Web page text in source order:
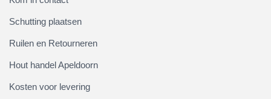
Schutting plaatsen
Ruilen en Retourneren
Hout handel Apeldoorn
Kosten voor levering